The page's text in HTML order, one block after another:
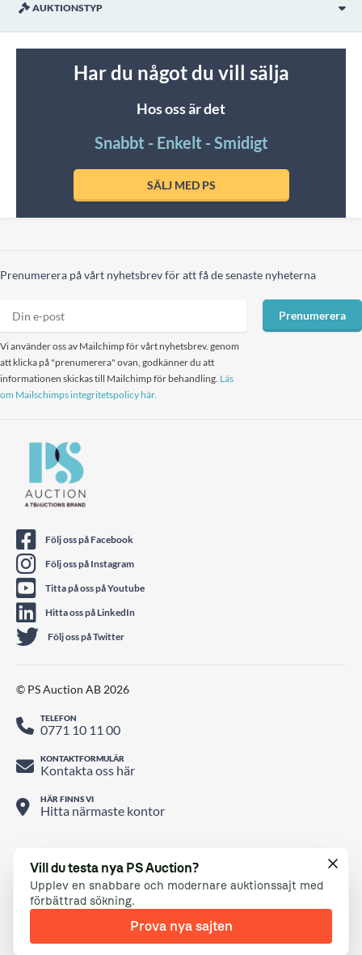
AUKTIONSTYP
Har du något du vill sälja
Hos oss är det
Snabbt - Enkelt - Smidigt
SÄLJ MED PS
Prenumerera på vårt nyhetsbrev för att få de senaste nyheterna
Vi använder oss av Mailchimp för vårt nyhetsbrev. genom
att klicka på "prenumerera" ovan, godkänner du att
informationen skickas till Mailchimp för behandling. Läs
om Mailschimps integritetspolicy här.
Prenumerera
Vill du testa nya PS Auction?
Upplev en snabbare och modernare auktionssajt med
förbättrad sökning.
Prova nya sajten
Följ oss på Facebook
Följ oss på Instagram
Titta på oss på Youtube
Hitta oss på LinkedIn
Följ oss på Twitter
© PS Auction AB 2026
TELEFON
0771 10 11 00
KONTAKTFORMULÄR
Kontakta oss här
HÄR FINNS VI
Hitta närmaste kontor